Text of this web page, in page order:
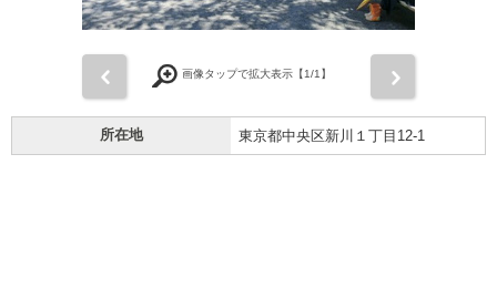
画像タップで拡大表示【1/1】
所在地 東京都中央区新川１丁目12-1